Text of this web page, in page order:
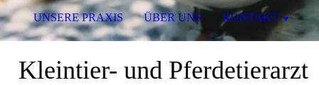
Kleintier- und Pferdetierarzt
UNSERE PRAXIS ÜBER UNS KONTAKT